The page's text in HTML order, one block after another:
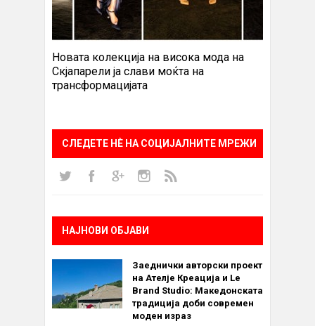
Новата колекција на висока мода на
Скјапарели ја слави моќта на
трансформацијата
СЛЕДЕТЕ НÈ НА СОЦИЈАЛНИТЕ МРЕЖИ
НАЈНОВИ ОБЈАВИ
Заеднички авторски проект
на Ателје Креација и Le
Brand Studio: Македонската
традиција доби современ
моден израз